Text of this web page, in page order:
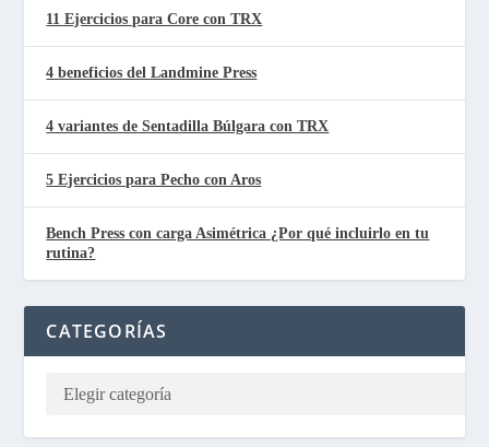
11 Ejercicios para Core con TRX
4 beneficios del Landmine Press
4 variantes de Sentadilla Búlgara con TRX
5 Ejercicios para Pecho con Aros
Bench Press con carga Asimétrica ¿Por qué incluirlo en tu
rutina?
CATEGORÍAS